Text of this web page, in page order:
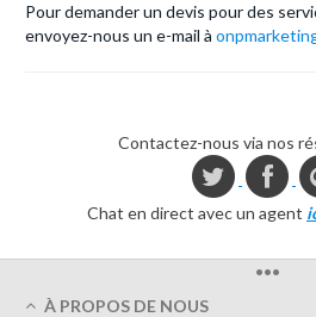
Pour demander un devis pour des
envoyez-nous un e-mail à
Contactez-nous via nos
Chat en direct avec un agent
•••
À PROPOS DE NOUS